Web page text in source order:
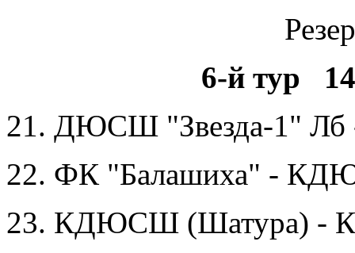
6-й тур
21. ДЮСШ "Звезда-1" Лб
22. ФК "Балашиха" -
23. КДЮСШ (Шатура) -